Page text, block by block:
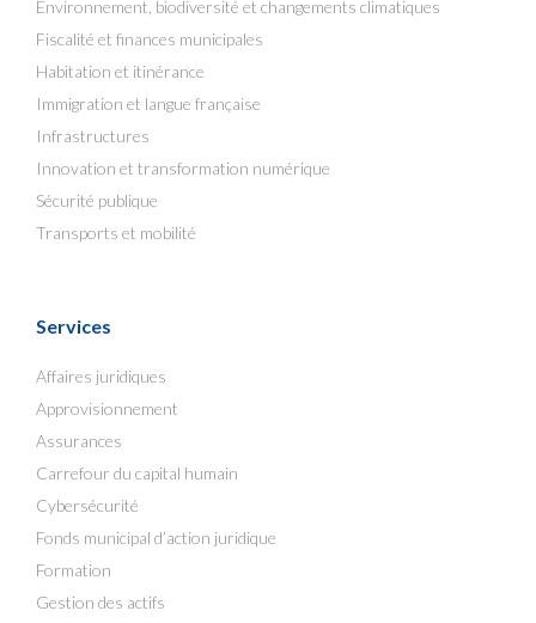
Environnement, biodiversité et changements climatiques
Fiscalité et finances municipales
Habitation et itinérance
Immigration et langue française
Infrastructures
Innovation et transformation numérique
Sécurité publique
Transports et mobilité
Services
Affaires juridiques
Approvisionnement
Assurances
Carrefour du capital humain
Cybersécurité
Fonds municipal d’action juridique
Formation
Gestion des actifs